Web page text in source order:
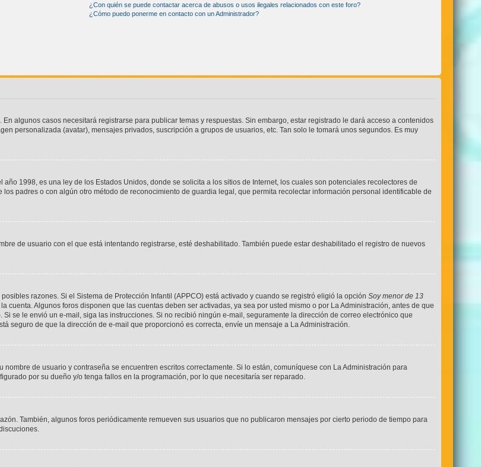
¿Con quién se puede contactar acerca de abusos o usos ilegales relacionados con este foro?
¿Cómo puedo ponerme en contacto con un Administrador?
algunos casos necesitará registrarse para publicar temas y respuestas. Sin embargo, estar registrado le dará acceso a contenidos
personalizada (avatar), mensajes privados, suscripción a grupos de usuarios, etc. Tan solo le tomará unos segundos. Es muy
1998, es una ley de los Estados Unidos, donde se solicita a los sitios de Internet, los cuales son potenciales recolectores de
padres o con algún otro método de reconocimiento de guardia legal, que permita recolectar información personal identificable de
de usuario con el que está intentando registrarse, esté deshabilitado. También puede estar deshabilitado el registro de nuevos
razones. Si el Sistema de Protección Infantil (APPCO) está activado y cuando se registró eligió la opciónSoy menor de 13
Algunos foros disponen que las cuentas deben ser activadas, ya sea por usted mismo o por La Administración, antes de que
se le envió un e-mail, siga las instrucciones. Si no recibió ningún e-mail, seguramente la dirección de correo electrónico que
seguro de que la dirección de e-mail que proporcionó es correcta, envíe un mensaje a La Administración.
de usuario y contraseña se encuentren escritos correctamente. Si lo están, comuníquese con La Administración para
por su dueño y/o tenga fallos en la programación, por lo que necesitaría ser reparado.
También, algunos foros periódicamente remueven sus usuarios que no publicaron mensajes por cierto periodo de tiempo para